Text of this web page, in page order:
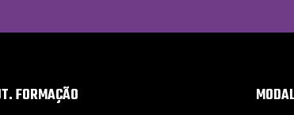
FORMAÇÃO